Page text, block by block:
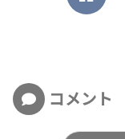
コメント